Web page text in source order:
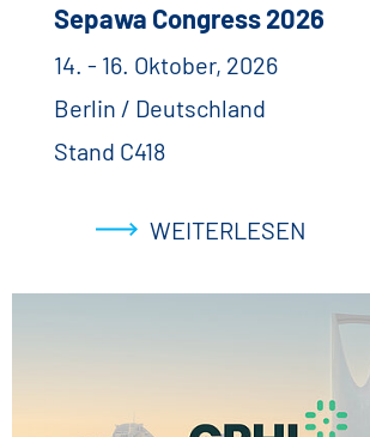
Sepawa Congress 2026
14. - 16. Oktober, 2026
Berlin / Deutschland
Stand C418
WEITERLESEN